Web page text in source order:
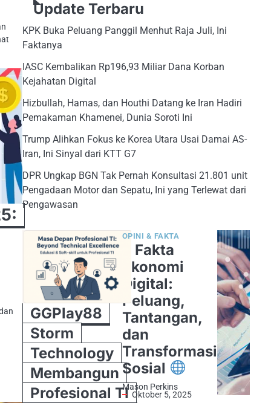
Update Terbaru
KPK Buka Peluang Panggil Menhut Raja Juli, Ini
Faktanya
IASC Kembalikan Rp196,93 Miliar Dana Korban
Kejahatan Digital
Hizbullah, Hamas, dan Houthi Datang ke Iran Hadiri
Pemakaman Khamenei, Dunia Soroti Ini
Trump Alihkan Fokus ke Korea Utara Usai Damai AS-
Iran, Ini Sinyal dari KTT G7
DPR Ungkap BGN Tak Pernah Konsultasi 21.801 unit
Pengadaan Motor dan Sepatu, Ini yang Terlewat dari
Pengawasan
GGPlay88
Storm
Technology
Membangun
Profesional TI
5 Fakta
Ekonomi
Digital:
Peluang,
Tantangan,
dan
Transformasi
Sosial
OPINI & FAKTA
Mason Perkins
Oktober 5, 2025